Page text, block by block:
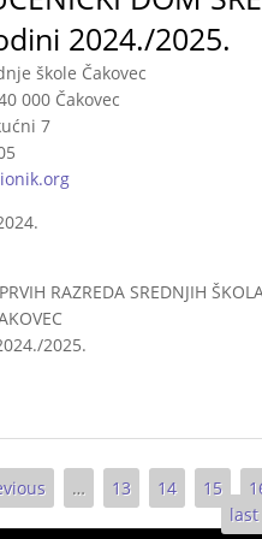
2024./2025.
škole Čakovec
000 Čakovec
7
RAZREDA SREDNJIH
2025.
… 13 14 15
last